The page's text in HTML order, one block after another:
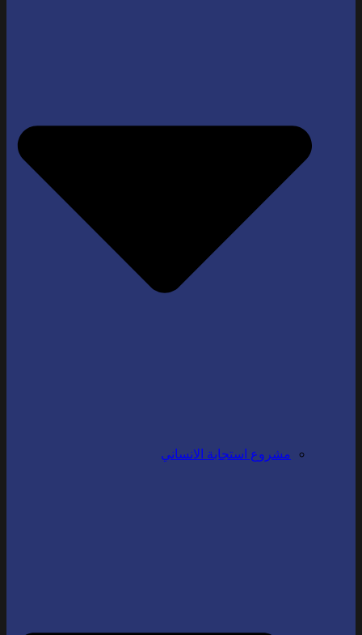
مشروع استجابة الانساني